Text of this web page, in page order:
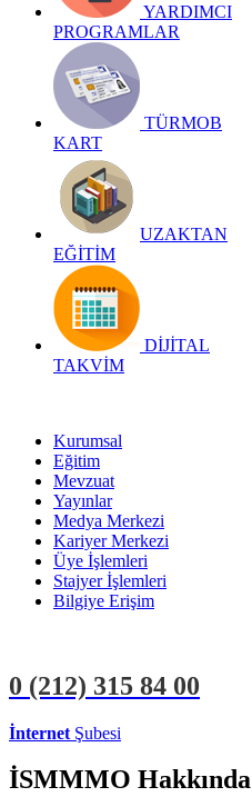
YARDIMCI
PROGRAMLAR
TÜRMOB
KART
UZAKTAN
EĞİTİM
DİJİTAL
TAKVİM
Kurumsal
Eğitim
Mevzuat
Yayınlar
Medya Merkezi
Kariyer Merkezi
Üye İşlemleri
Stajyer İşlemleri
Bilgiye Erişim
0 (212) 315 84 00
İnternet Şubesi
İSMMMO Hakkında